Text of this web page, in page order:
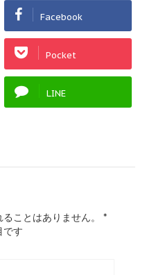
Facebook
Pocket
LINE
ことはありません。
*
です